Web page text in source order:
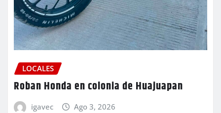
LOCALES
Roban Honda en colonia de Huajuapan
igavec Ago 3, 2026